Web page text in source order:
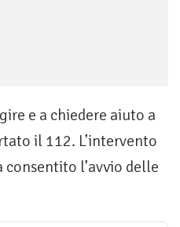
e a chiedere aiuto a
il 112. L’intervento
consentito l’avvio delle